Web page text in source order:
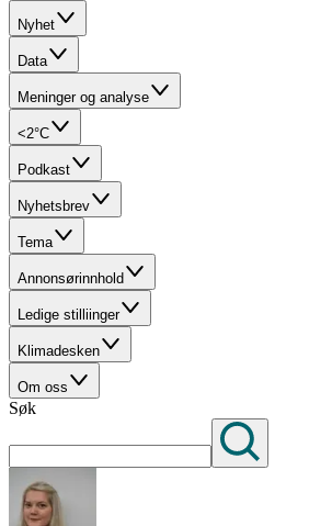
Nyhet
Data
Meninger og analyse
<2°C
Podkast
Nyhetsbrev
Tema
Annonsørinnhold
Ledige stilliinger
Klimadesken
Om oss
Søk